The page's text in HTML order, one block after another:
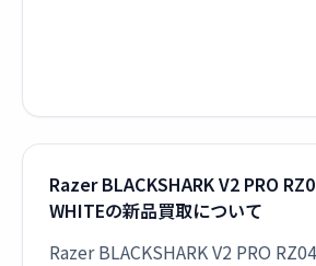
Razer BLACKSHARK V2 PRO
WHITEの新品買取について
Razer BLACKSHARK V2 PRO